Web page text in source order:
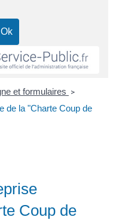
et formulaires >
de la "Charte Coup de
Coup de